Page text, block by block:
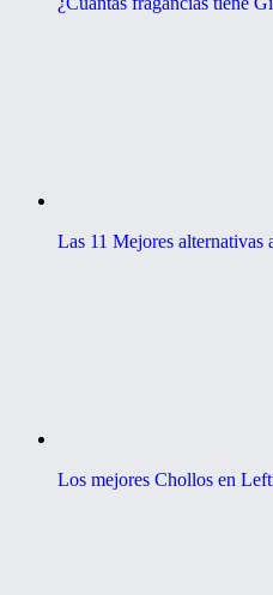
Las 11 Mejores alternativas
Los mejores Chollos en